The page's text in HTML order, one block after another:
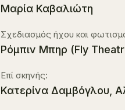
Μαρία Καβαλιώτη
Σχεδιασμός ήχου και
Ρόμπιν Μπηρ (Fly
Επί σκηνής:
Κατερίνα Δαμβόγλου,